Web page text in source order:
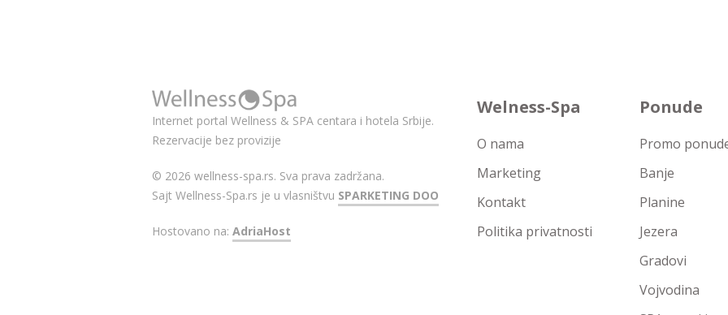
Internet portal Wellness & SPA centara i hotela Srbije.
Rezervacije bez provizije
© 2026 wellness-spa.rs. Sva prava zadržana.
Sajt Wellness-Spa.rs je u vlasništvu SPARKETING DOO
Hostovano na: AdriaHost
Welness-Spa
O nama
Marketing
Kontakt
Politika privatnosti
Ponude
Promo
Banje
Planine
Jezera
Gradovi
Vojvodina